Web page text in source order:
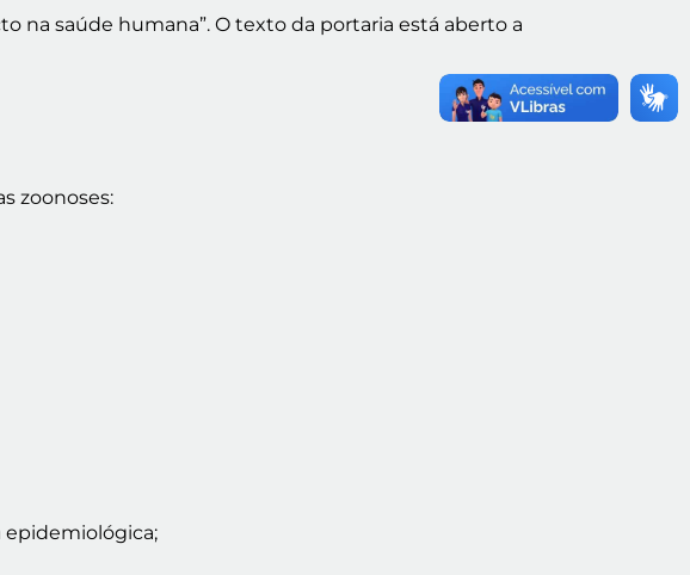
na saúde humana”. O texto da portaria está aberto a
zoonoses:
epidemiológica;